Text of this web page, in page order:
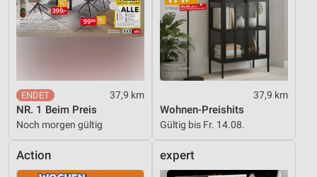
37,9 km
NR. 1 Beim Preis
Noch morgen gültig
37,9 km
Wohnen-Preishits
Gültig bis Fr. 14.08.
Action expert